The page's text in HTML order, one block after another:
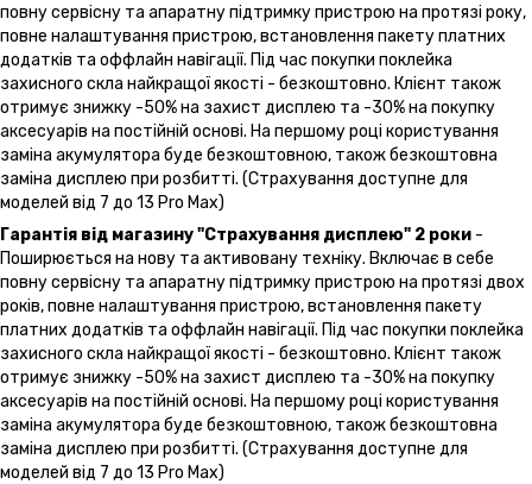
повну сервісну та апаратну підтримку пристрою на протязі року,
повне налаштування пристрою, встановлення пакету платних
додатків та оффлайн навігації. Під час покупки поклейка
захисного скла найкращої якості - безкоштовно. Клієнт також
отримує знижку -50% на захист дисплею та -30% на покупку
аксесуарів на постійній основі. На першому році користування
заміна акумулятора буде безкоштовною, також безкоштовна
заміна дисплею при розбитті. (Страхування доступне для
моделей від 7 до 13 Pro Max)
Гарантія від магазину "Страхування дисплею" 2 роки -
Поширюється на нову та активовану техніку. Включає в себе
повну сервісну та апаратну підтримку пристрою на протязі двох
років, повне налаштування пристрою, встановлення пакету
платних додатків та оффлайн навігації. Під час покупки поклейка
захисного скла найкращої якості - безкоштовно. Клієнт також
отримує знижку -50% на захист дисплею та -30% на покупку
аксесуарів на постійній основі. На першому році користування
заміна акумулятора буде безкоштовною, також безкоштовна
заміна дисплею при розбитті. (Страхування доступне для
моделей від 7 до 13 Pro Max)